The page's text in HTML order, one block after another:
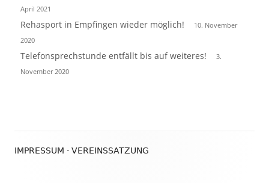
April 2021
Rehasport in Empfingen wieder möglich!
10. November
2020
Telefonsprechstunde entfällt bis auf weiteres!
3.
November 2020
IMPRESSUM · VEREINSSATZUNG